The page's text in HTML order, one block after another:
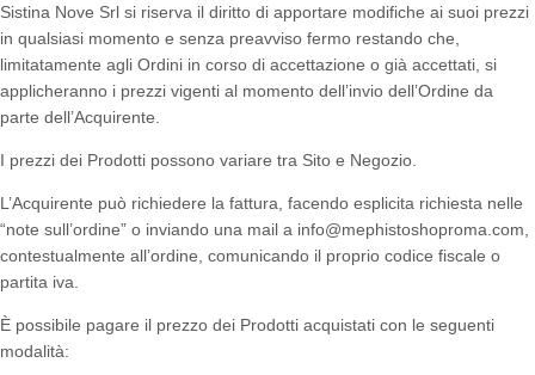
Sistina Nove Srl si riserva il diritto di apportare modifiche ai suoi prezzi
in qualsiasi momento e senza preavviso fermo restando che,
limitatamente agli Ordini in corso di accettazione o già accettati, si
applicheranno i prezzi vigenti al momento dell’invio dell’Ordine da
parte dell’Acquirente.
I prezzi dei Prodotti possono variare tra Sito e Negozio.
L’Acquirente può richiedere la fattura, facendo esplicita richiesta nelle
“note sull’ordine” o inviando una mail a info@mephistoshoproma.com,
contestualmente all’ordine, comunicando il proprio codice fiscale o
partita iva.
È possibile pagare il prezzo dei Prodotti acquistati con le seguenti
modalità: